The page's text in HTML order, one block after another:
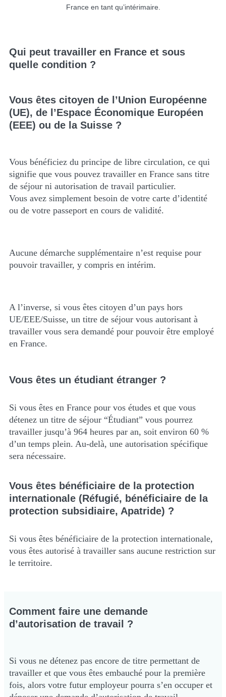
France en tant qu’intérimaire.
Qui peut travailler en France et sous
quelle condition ?
Vous êtes citoyen de l’Union Européenne
(UE), de l’Espace Économique Européen
(EEE) ou de la Suisse ?
Vous bénéficiez du principe de libre circulation, ce qui
signifie que vous pouvez travailler en France sans titre
de séjour ni autorisation de travail particulier.
Vous avez simplement besoin de votre carte d’identité
ou de votre passeport en cours de validité.
Aucune démarche supplémentaire n’est requise pour
pouvoir travailler, y compris en intérim.
A l’inverse, si vous êtes citoyen d’un pays hors
UE/EEE/Suisse, un titre de séjour vous autorisant à
travailler vous sera demandé pour pouvoir être employé
en France.
Vous êtes un étudiant étranger ?
Si vous êtes en France pour vos études et que vous
détenez un titre de séjour “Étudiant” vous pourrez
travailler jusqu’à 964 heures par an, soit environ 60 %
d’un temps plein. Au-delà, une autorisation spécifique
sera nécessaire.
Vous êtes bénéficiaire de la protection
internationale (Réfugié, bénéficiaire de la
protection subsidiaire, Apatride) ?
Si vous êtes bénéficiaire de la protection internationale,
vous êtes autorisé à travailler sans aucune restriction sur
le territoire.
Comment faire une demande
d’autorisation de travail ?
Si vous ne détenez pas encore de titre permettant de
travailler et que vous êtes embauché pour la première
fois, alors votre futur employeur pourra s’en occuper et